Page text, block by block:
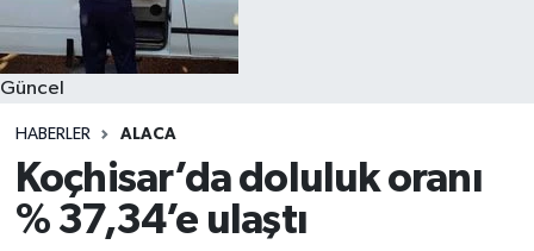
Güncel
HABERLER ALACA
Koçhisar’da doluluk oranı
% 37,34’e ulaştı
Tüm Manşetler
Son Dakika Haberleri
Haber Arşivi